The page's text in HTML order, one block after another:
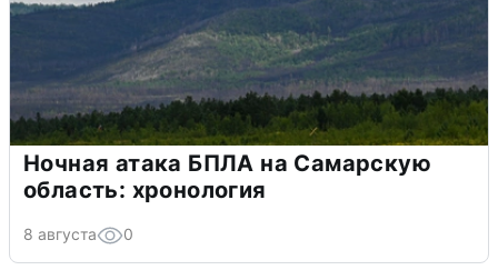
Ночная атака БПЛА на Самарскую
область: хронология
8 августа 0